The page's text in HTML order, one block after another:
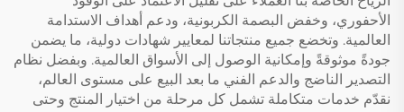
الأحفوري، وخفض البصمة الكربونية، ودعم أهداف الاستدامة
العالمية. وتخضع جميع منتجاتنا لمعايير شهادات دولية، ما يضمن
جودةً موثوقةً وإمكانية الوصول إلى الأسواق العالمية. وبفضل نظام
التصدير الناضج والدعم الفني ما بعد البيع على مستوى العالم،
نقدّم خدمات متكاملة تشمل كل مرحلة من اختيار المنتج وحتى